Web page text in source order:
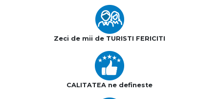
Zeci de mii de TURISTI FERICITI
CALITATEA ne defineste